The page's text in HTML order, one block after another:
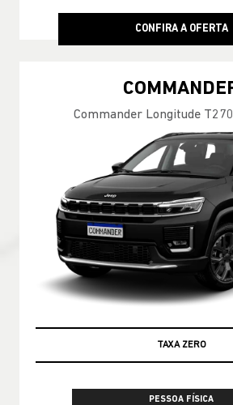
CONFIRA A OFERTA
Commander Longitude
TAXA ZERO
PESSOA FÍSICA